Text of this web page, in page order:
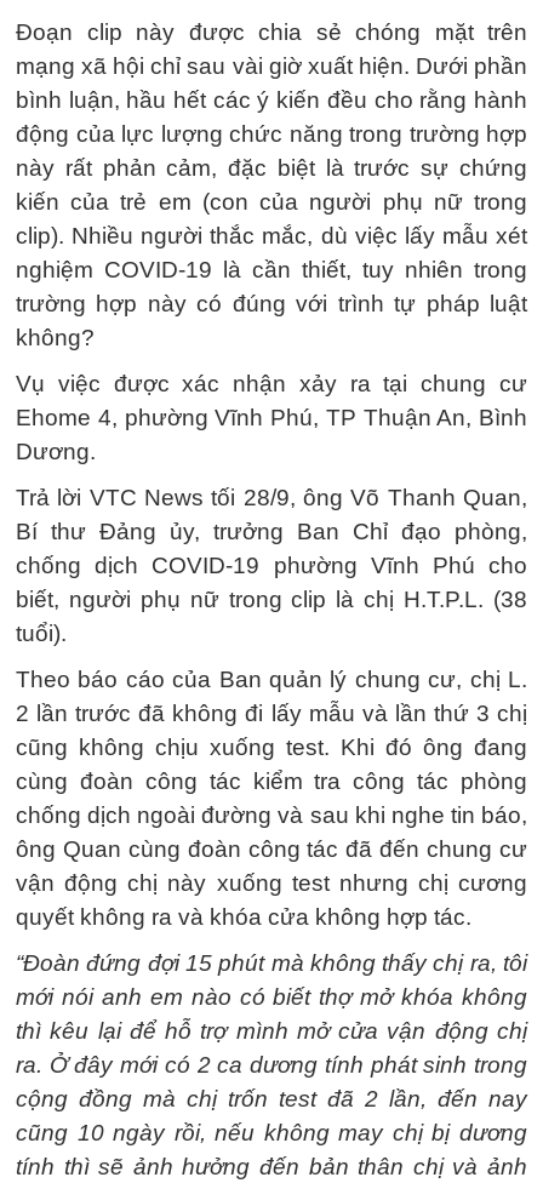
Đoạn clip này được chia sẻ chóng mặt trên
mạng xã hội chỉ sau vài giờ xuất hiện. Dưới phần
bình luận, hầu hết các ý kiến đều cho rằng hành
động của lực lượng chức năng trong trường hợp
này rất phản cảm, đặc biệt là trước sự chứng
kiến của trẻ em (con của người phụ nữ trong
clip). Nhiều người thắc mắc, dù việc lấy mẫu xét
nghiệm COVID-19 là cần thiết, tuy nhiên trong
trường hợp này có đúng với trình tự pháp luật
không?
Vụ việc được xác nhận xảy ra tại chung cư
Ehome 4, phường Vĩnh Phú, TP Thuận An, Bình
Dương.
Trả lời VTC News tối 28/9, ông Võ Thanh Quan,
Bí thư Đảng ủy, trưởng Ban Chỉ đạo phòng,
chống dịch COVID-19 phường Vĩnh Phú cho
biết, người phụ nữ trong clip là chị H.T.P.L. (38
tuổi).
Theo báo cáo của Ban quản lý chung cư, chị L.
2 lần trước đã không đi lấy mẫu và lần thứ 3 chị
cũng không chịu xuống test. Khi đó ông đang
cùng đoàn công tác kiểm tra công tác phòng
chống dịch ngoài đường và sau khi nghe tin báo,
ông Quan cùng đoàn công tác đã đến chung cư
vận động chị này xuống test nhưng chị cương
quyết không ra và khóa cửa không hợp tác.
“Đoàn đứng đợi 15 phút mà không thấy chị ra, tôi
mới nói anh em nào có biết thợ mở khóa không
thì kêu lại để hỗ trợ mình mở cửa vận động chị
ra. Ở đây mới có 2 ca dương tính phát sinh trong
cộng đồng mà chị trốn test đã 2 lần, đến nay
cũng 10 ngày rồi, nếu không may chị bị dương
tính thì sẽ ảnh hưởng đến bản thân chị và ảnh